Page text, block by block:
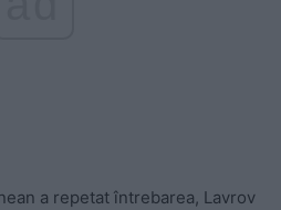
a repetat întrebarea, Lavrov